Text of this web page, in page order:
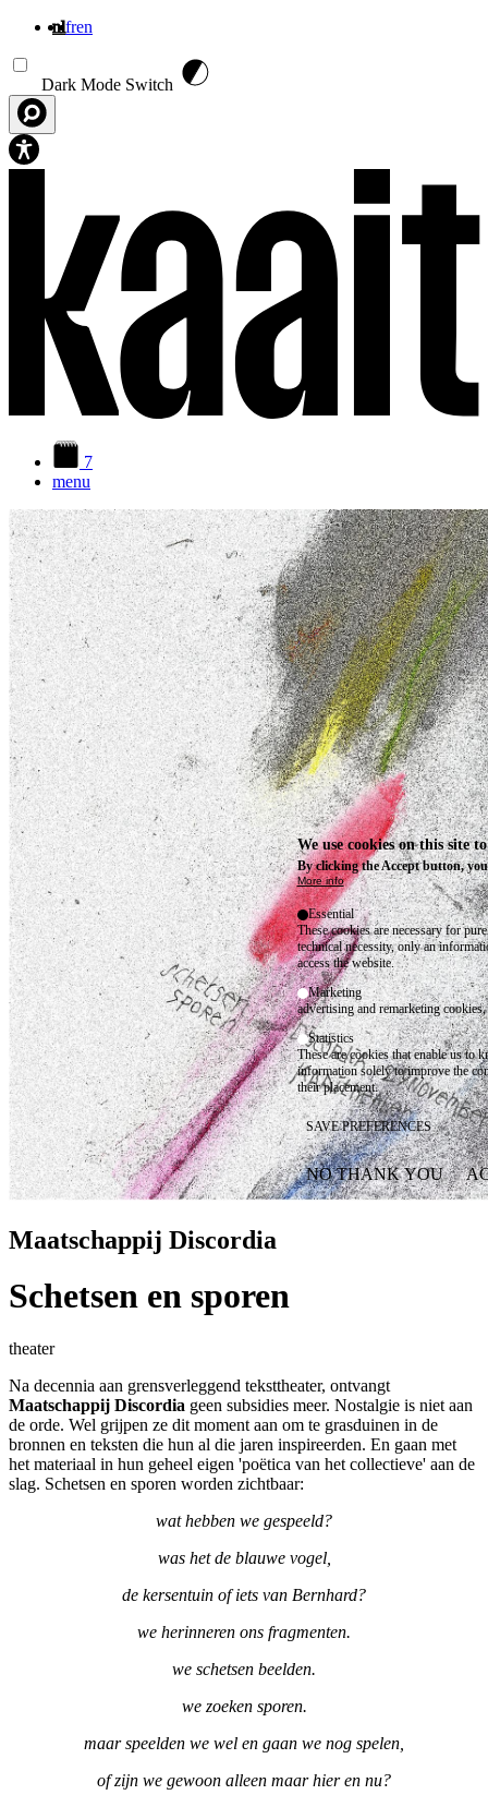
nlfren
Dark Mode Switch
7
menu
Maatschappij Discordia
Schetsen en sporen
theater
Na decennia aan grensverleggend teksttheater, ontvangt
Maatschappij Discordia geen subsidies meer. Nostalgie is niet aan
de orde. Wel grijpen ze dit moment aan om te grasduinen in de
bronnen en teksten die hun al die jaren inspireerden. En gaan met
het materiaal in hun geheel eigen 'poëtica van het collectieve' aan de
slag. Schetsen en sporen worden zichtbaar:
wat hebben we gespeeld?
was het de blauwe vogel,
de kersentuin of iets van Bernhard?
we herinneren ons fragmenten.
we schetsen beelden.
we zoeken sporen.
maar speelden we wel en gaan we nog spelen,
of zijn we gewoon alleen maar hier en nu?
We use cookies on this site
By clicking the Accept button,
More info
Essential
These cookies are necessary for
technical necessity, only an
access the website.
Marketing
advertising and remarketing cookies,
Statistics
These are cookies that enable us to
information solely to improve the
their placement.
SAVE PREFERENCES
NO THANK YOU
WITHDRAW